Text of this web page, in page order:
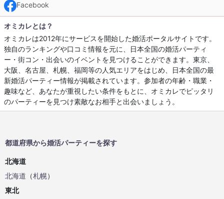
Facebook
オミカレとは？
オミカレは2012年にサービスを開始した婚活ポータルサイトです。
独自のランキングや口コミ情報を元に、日本全国の婚活パーティ
ー・街コン・出会いのイベントを見つけることができます。東京、
大阪、名古屋、札幌、福岡等の人気エリアをはじめ、日本全国の最
新婚活パーティー情報が掲載されています。参加者の年齢・職業・
趣味など、あなたが重視したい条件をもとに、オミカレでピッタリ
のパーティーを見つけ素敵なお相手と出会いましょう。
都道府県から婚活パーティーを探す
北海道
北海道 （札幌）
東北